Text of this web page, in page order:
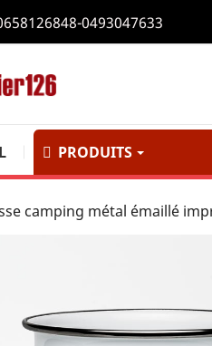
0493047633
PRODUITS
BOÎTES
Boîte de
maison,
camping métal émaillé